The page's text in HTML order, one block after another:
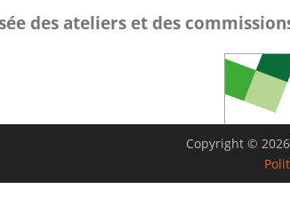
des ateliers et des
Copyright © 2026